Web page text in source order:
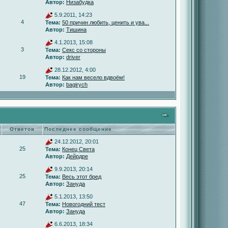
Автор: Низабудка
4
5.9.2011, 14:23
Тема: 50 причин любить, ценить и ува...
Автор: Тишина
3
4.1.2013, 15:08
Тема: Секс со стороны
Автор: driver
19
28.12.2012, 4:00
Тема: Как нам весело вдвоём!
Автор: bagirych
Ответов Последнее сообщение
25
24.12.2012, 20:01
Тема: Конец Света
Автор: Дейрдре
25
9.9.2013, 20:14
Тема: Весь этот бред
Автор: Зануда
47
5.1.2013, 13:50
Тема: Новогодний тест
Автор: Зануда
6.6.2013, 18:34